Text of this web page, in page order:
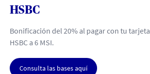
HSBC
Bonificación del 20% al pagar con tu tarjeta
HSBC a 6 MSI.
Consulta las bases aquí